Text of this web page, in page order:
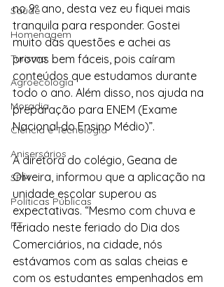
Saúde
Homenagem
Turismo
Agroecologia
Moradia
Ciência e Tecnologia
Anisersários
SPM
Políticas Públicas
PT
no 9º ano, desta vez eu fiquei mais
tranquila para responder. Gostei
muito das questões e achei as
provas bem fáceis, pois caíram
conteúdos que estudamos durante
todo o ano. Além disso, nos ajuda na
preparação para ENEM (Exame
Nacional do Ensino Médio)”.
A diretora do colégio, Geana de
Oliveira, informou que a aplicação na
unidade escolar superou as
expectativas. “Mesmo com chuva e
feriado neste feriado do Dia dos
Comerciários, na cidade, nós
estávamos com as salas cheias e
com os estudantes empenhados em